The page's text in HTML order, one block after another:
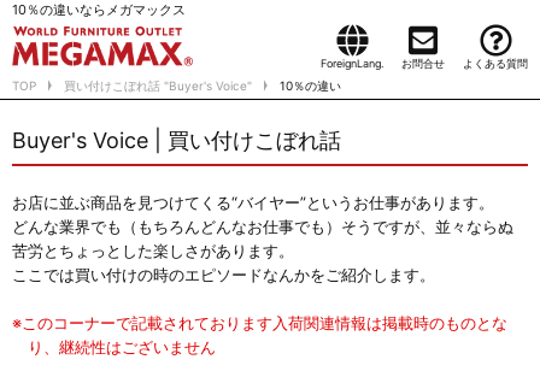
10％の違いならメガマックス
ForeignLang. お問合せ よくある質問
TOP 買い付けこぼれ話 "Buyer's Voice" 10％の違い
Buyer's Voice | 買い付けこぼれ話
お店に並ぶ商品を見つけてくる“バイヤー”というお仕事があります。
どんな業界でも（もちろんどんなお仕事でも）そうですが、並々ならぬ
苦労とちょっとした楽しさがあります。
ここでは買い付けの時のエピソードなんかをご紹介します。
※このコーナーで記載されております入荷関連情報は掲載時のものとな
り、継続性はございません